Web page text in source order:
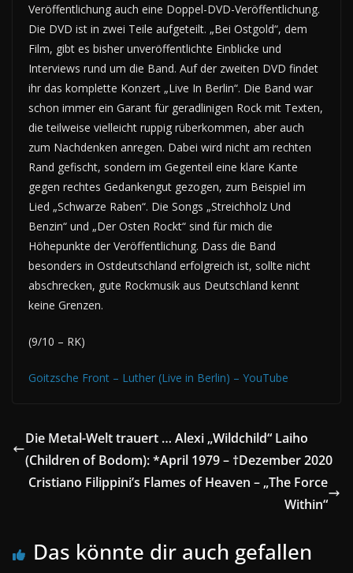
Veröffentlichung auch eine Doppel-DVD-Veröffentlichung.
Die DVD ist in zwei Teile aufgeteilt. „Bei Ostgold“, dem
Film, gibt es bisher unveröffentlichte Einblicke und
Interviews rund um die Band. Auf der zweiten DVD findet
ihr das komplette Konzert „Live In Berlin“. Die Band war
schon immer ein Garant für geradlinigen Rock mit Texten,
die teilweise vielleicht ruppig rüberkommen, aber auch
zum Nachdenken anregen. Dabei wird nicht am rechten
Rand gefischt, sondern im Gegenteil eine klare Kante
gegen rechtes Gedankengut gezogen, zum Beispiel im
Lied „Schwarze Raben“. Die Songs „Streichholz Und
Benzin“ und „Der Osten Rockt“ sind für mich die
Höhepunkte der Veröffentlichung. Dass die Band
besonders in Ostdeutschland erfolgreich ist, sollte nicht
abschrecken, gute Rockmusik aus Deutschland kennt
keine Grenzen.
(9/10 – RK)
Goitzsche Front – Luther (Live in Berlin) – YouTube
Die Metal-Welt trauert … Alexi „Wildchild“ Laiho
(Children of Bodom): *April 1979 – †Dezember 2020
Cristiano Filippini’s Flames of Heaven – „The Force
Within“
Das könnte dir auch gefallen